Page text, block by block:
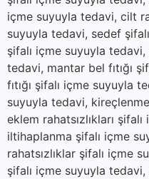
içme suyuyla tedavi, cilt
suyuyla tedavi, sedef
şifalı içme suyuyla
tedavi, mantar bel fıtığı
fıtığı şifalı içme suyuyla
suyuyla tedavi,
eklem rahatsızlıkları
iltihaplanma şifalı içme
rahatsızlıklar şifalı içme
şifalı içme suyuyla tedavi,